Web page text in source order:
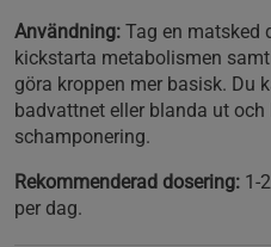
Användning: Tag en matsked
kickstarta metabolismen
göra kroppen mer basisk. Du
badvattnet eller blanda ut
schamponering.
Rekommenderad dosering: 1-
per dag.